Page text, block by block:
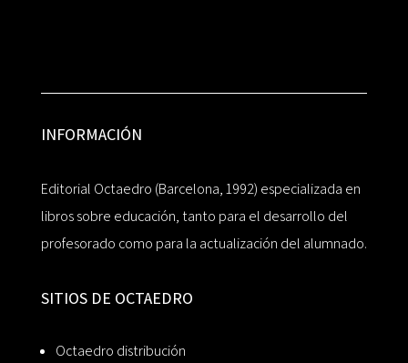
INFORMACIÓN
Editorial Octaedro (Barcelona, 1992) especializada en
libros sobre educación, tanto para el desarrollo del
profesorado como para la actualización del alumnado.
SITIOS DE OCTAEDRO
Octaedro distribución